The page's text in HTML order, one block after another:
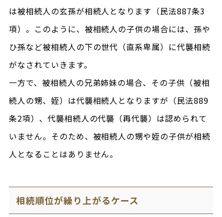
は被相続人の玄孫が相続人となります（民法887条3
項）。このように、被相続人の子供の場合には、孫や
ひ孫など被相続人の下の世代（直系卑属）に代襲相続
がなされていきます。
一方で、被相続人の兄弟姉妹の場合、その子供（被相
続人の甥、姪）は代襲相続人となりますが（民法889
条2項）、代襲相続人の代襲（再代襲）は認められて
いません。そのため、被相続人の甥や姪の子供が相続
人となることはありません。
相続順位が繰り上がるケース